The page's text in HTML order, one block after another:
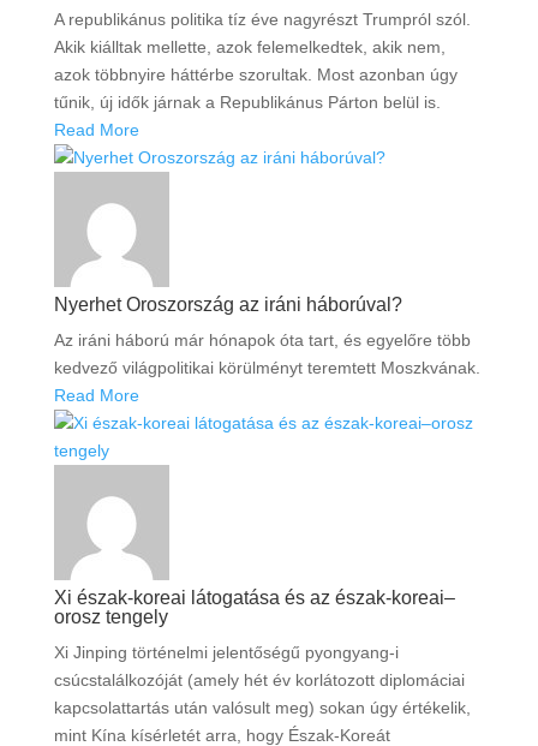
A republikánus politika tíz éve nagyrészt Trumpról szól.
Akik kiálltak mellette, azok felemelkedtek, akik nem,
azok többnyire háttérbe szorultak. Most azonban úgy
tűnik, új idők járnak a Republikánus Párton belül is.
Read More
Nyerhet Oroszország az iráni háborúval?
Az iráni háború már hónapok óta tart, és egyelőre több
kedvező világpolitikai körülményt teremtett Moszkvának.
Read More
Xi észak-koreai látogatása és az észak-koreai–
orosz tengely
Xi Jinping történelmi jelentőségű pyongyang-i
csúcstalálkozóját (amely hét év korlátozott diplomáciai
kapcsolattartás után valósult meg) sokan úgy értékelik,
mint Kína kísérletét arra, hogy Észak-Koreát